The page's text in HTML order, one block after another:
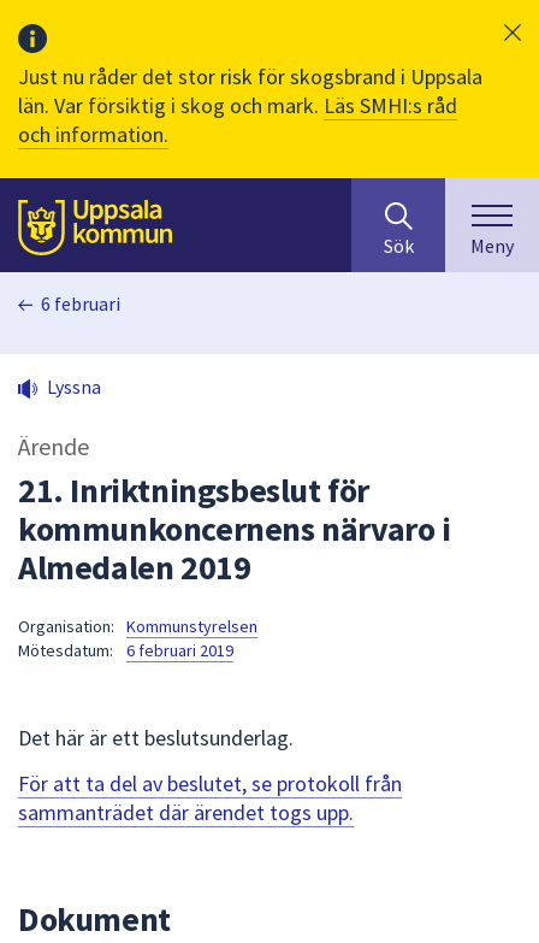
Just nu råder det stor risk för skogsbrand i Uppsala
län. Var försiktig i skog och mark. Läs SMHI:s råd
och information.
Till sidans
huvudinnehåll
efter
innehåll
på
sökfältet
kommer
sökförslag
att
navigera
mellan
Sök Meny
6 februari
Lyssna
Ärende
21. Inriktningsbeslut för
kommunkoncernens närvaro i
Almedalen 2019
Organisation:
Kommunstyrelsen
Mötesdatum:
6 februari 2019
Det här är ett beslutsunderlag.
För att ta del av beslutet, se protokoll från
sammanträdet där ärendet togs upp.
Dokument